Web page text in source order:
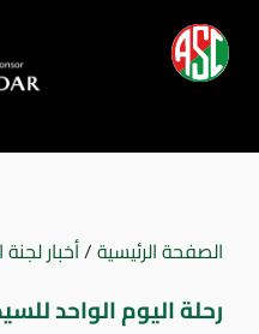
الصفحة الرئيسية/أخبار لجنة
رحلة اليوم الواحد